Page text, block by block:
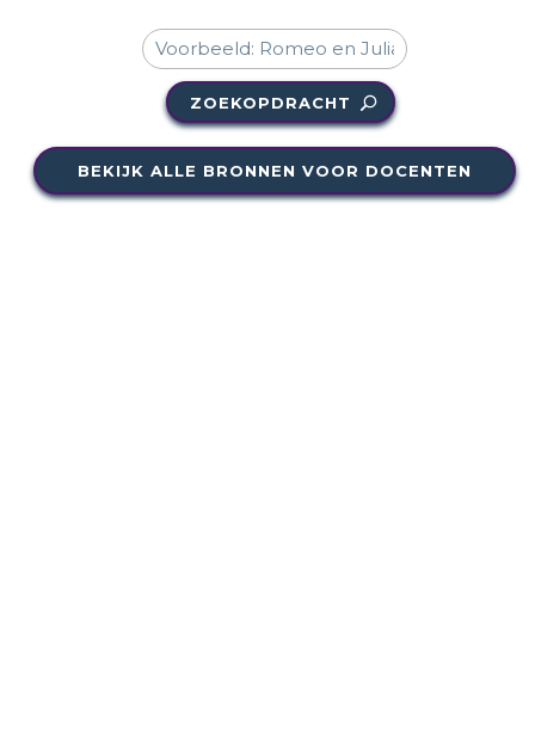
ZOEKOPDRACHT
BEKIJK ALLE BRONNEN VOOR DOCENTEN